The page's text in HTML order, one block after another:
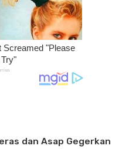
dan Asap Gegerkan